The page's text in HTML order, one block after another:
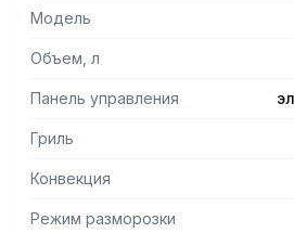
• Внутренняя LED-подсветка
• Мощность 1000 Вт.
• LED подсветка внутреннего
• Эргономичная дверная ручка
Модель
Объем, л
Панель управления
Гриль
Конвекция
Режим разморозки